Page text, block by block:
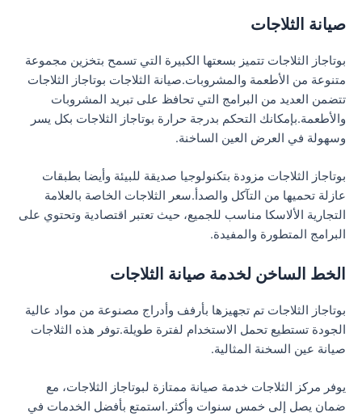
صيانة الثلاجات
بوتاجاز الثلاجات تتميز بسعتها الكبيرة التي تسمح بتخزين مجموعة
متنوعة من الأطعمة والمشروبات.صيانة الثلاجات بوتاجاز الثلاجات
تتضمن العديد من البرامج التي تحافظ على تبريد المشروبات
والأطعمة.بإمكانك التحكم بدرجة حرارة بوتاجاز الثلاجات بكل يسر
وسهولة في العرض العين الساخنة.
بوتاجاز الثلاجات مزودة بتكنولوجيا صديقة للبيئة وأيضا بطبقات
عازلة تحميها من التآكل والصدأ.سعر الثلاجات الخاصة بالعلامة
التجارية الألاسكا مناسب للجميع، حيث تعتبر اقتصادية وتحتوي على
البرامج المتطورة والمفيدة.
الخط الساخن لخدمة صيانة الثلاجات
بوتاجاز الثلاجات تم تجهيزها بأرفف وأدراج مصنوعة من مواد عالية
الجودة تستطيع تحمل الاستخدام لفترة طويلة.توفر هذه الثلاجات
صيانة عين السخنة المثالية.
يوفر مركز الثلاجات خدمة صيانة ممتازة لبوتاجاز الثلاجات، مع
ضمان يصل إلى خمس سنوات وأكثر.استمتع بأفضل الخدمات في